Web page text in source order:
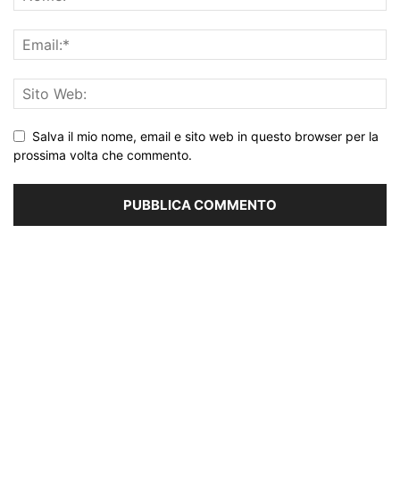
Salva il mio nome, email e sito web in questo browser per la
prossima volta che commento.